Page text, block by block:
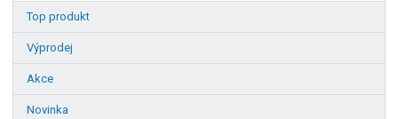
Top produkt
Výprodej
Akce
Novinka